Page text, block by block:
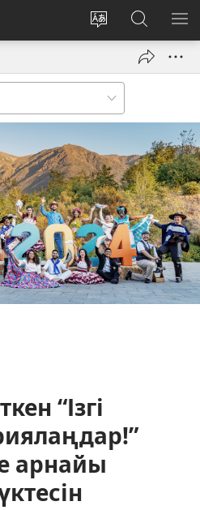
Сайт
өзгерту
Кіру
(жаңа
ашылуда)
JW.ORG
іздеу
“Ізгі
арнайы